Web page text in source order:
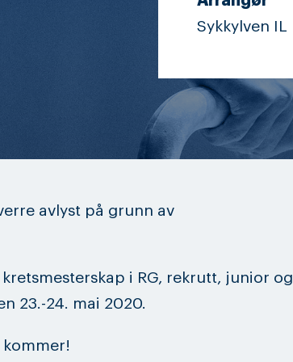
Sykkylven IL
avlyst på grunn av
i RG, rekrutt, junior og
23.-24. mai 2020.